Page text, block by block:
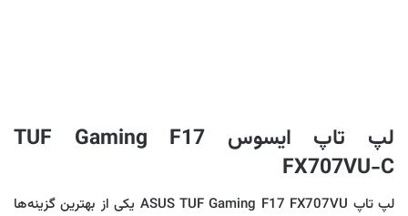
لپ تاپ ایسوس TUF Gaming F17
FX707VU-C
لپ‌ تاپ ASUS TUF Gaming F17 FX707VU یکی از بهترین گزینه‌ها